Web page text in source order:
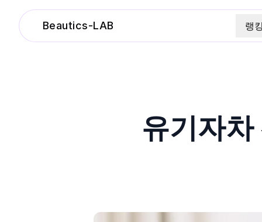
Beautics-LAB 랭
유기자